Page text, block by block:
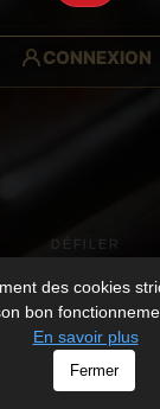
CONNEXION
DÉFILER
des cookies
bon
En savoir plus
Fermer
- All rights